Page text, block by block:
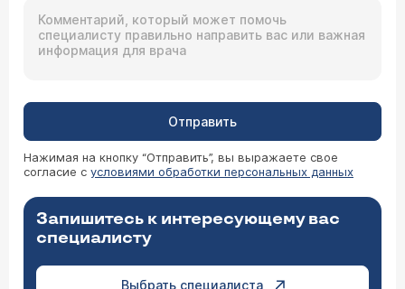
Отправить
Нажимая на кнопку “Отправить”, вы выражаете свое
согласие с условиями обработки персональных данных
Запишитесь к интересующему вас
специалисту
Выбрать специалиста